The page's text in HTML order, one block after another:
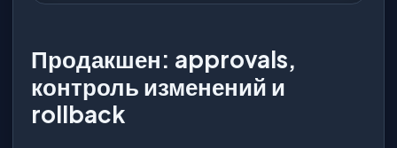
Продакшен: approvals,
контроль изменений и
rollback